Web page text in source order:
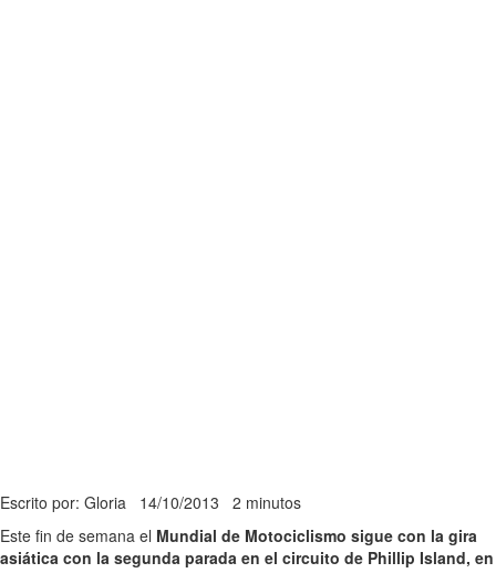
Escrito por: Gloria 14/10/2013 2 minutos
Este fin de semana el Mundial de Motociclismo sigue con la gira
asiática con la segunda parada en el circuito de Phillip Island, en